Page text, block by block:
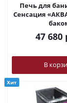
Печь для
Сенсация
47 680
В
Хит